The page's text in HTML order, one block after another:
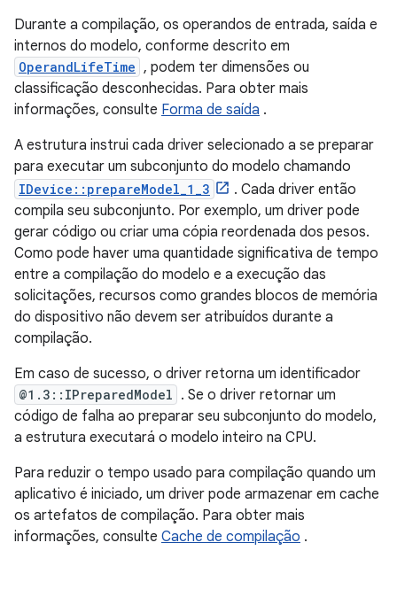
Durante a compilação, os operandos de entrada, saída e
internos do modelo, conforme descrito em
OperandLifeTime , podem ter dimensões ou
classificação desconhecidas. Para obter mais
informações, consulte Forma de saída .
A estrutura instrui cada driver selecionado a se preparar
para executar um subconjunto do modelo chamando
IDevice::prepareModel_1_3
. Cada driver então
compila seu subconjunto. Por exemplo, um driver pode
gerar código ou criar uma cópia reordenada dos pesos.
Como pode haver uma quantidade significativa de tempo
entre a compilação do modelo e a execução das
solicitações, recursos como grandes blocos de memória
do dispositivo não devem ser atribuídos durante a
compilação.
Em caso de sucesso, o driver retorna um identificador
@1.3::IPreparedModel . Se o driver retornar um
código de falha ao preparar seu subconjunto do modelo,
a estrutura executará o modelo inteiro na CPU.
Para reduzir o tempo usado para compilação quando um
aplicativo é iniciado, um driver pode armazenar em cache
os artefatos de compilação. Para obter mais
informações, consulte Cache de compilação .